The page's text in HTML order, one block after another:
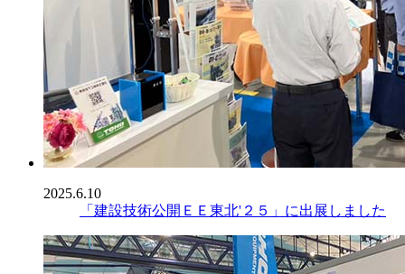
2025.6.10
「建設技術公開ＥＥ東北'２５」に出展しました